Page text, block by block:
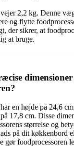
2,2 kg. Denne
og flytte
der sikrer, at
at bruge.
en højde på 24,6
17,8 cm. Disse
størrelse og
på dit køkkenbord
gør foodprocessoren